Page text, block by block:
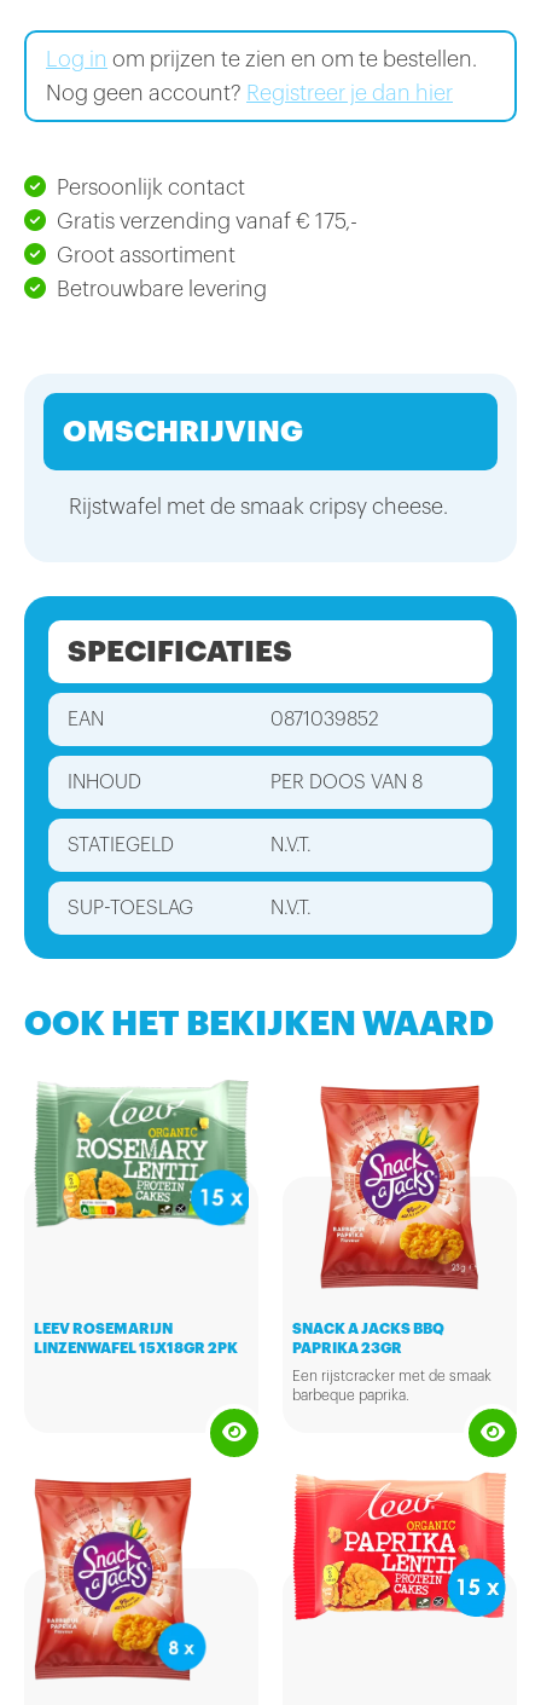
Log in om prijzen te zien en om te bestellen.
Nog geen account? Registreer je dan hier
Persoonlijk contact
Gratis verzending vanaf € 175,-
Groot assortiment
Betrouwbare levering
OMSCHRIJVING
Rijstwafel met de smaak cripsy cheese.
SPECIFICATIES
EAN 0871039852
INHOUD PER DOOS VAN 8
STATIEGELD N.V.T.
SUP-TOESLAG N.V.T.
OOK HET BEKIJKEN WAARD
LEEV ROSEMARIJN
LINZENWAFEL 15X18GR 2PK
SNACK A JACKS BBQ
PAPRIKA 23GR
Een rijstcracker met de smaak
barbeque paprika.